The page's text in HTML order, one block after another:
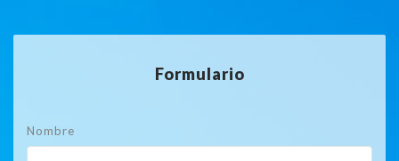
Formulario
Nombre